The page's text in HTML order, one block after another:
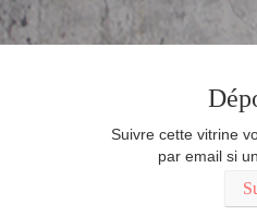
Suivre cette vitrine
par email si